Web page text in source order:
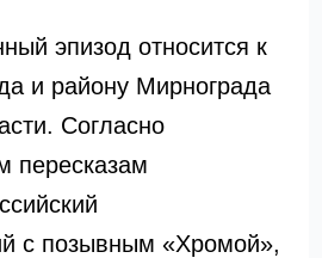
эпизод относится к
и району Мирнограда
Согласно
пересказам
с позывным «Хромой»,